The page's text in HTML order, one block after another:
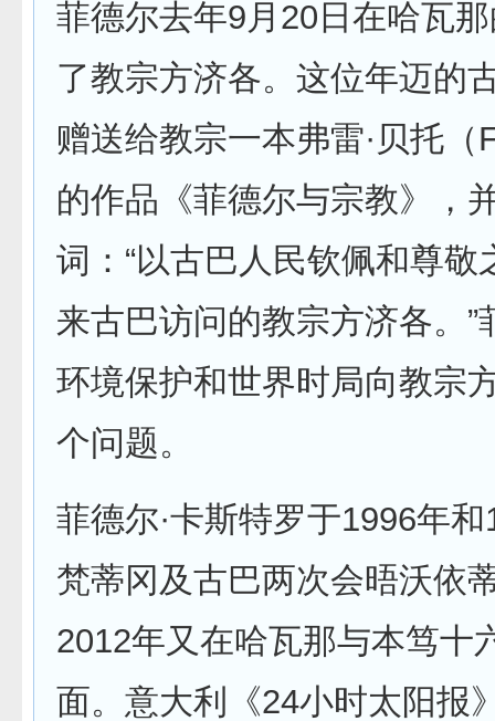
菲德尔去年9月20日在哈瓦
了教宗方济各。这位年迈的
赠送给教宗一本弗雷·贝托（
的作品《菲德尔与宗教》，
词：“以古巴人民钦佩和尊敬
来古巴访问的教宗方济各。”
环境保护和世界时局向教宗
个问题。
菲德尔·卡斯特罗于1996年
梵蒂冈及古巴两次会晤沃依
2012年又在哈瓦那与本笃十
面。意大利《24小时太阳报